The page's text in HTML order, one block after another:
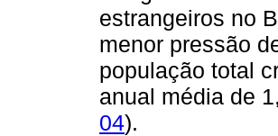
estrangeiros no
menor pressão
população total
anual média de
04).